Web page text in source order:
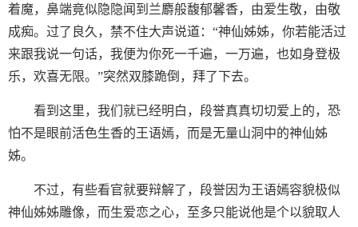
着魔，鼻端竟似隐隐闻到兰麝般馥郁馨香，由爱生敬，由敬
成痴。过了良久，禁不住大声说道：“神仙姊姊，你若能活过
来跟我说一句话，我便为你死一千遍，一万遍，也如身登极
乐，欢喜无限。”突然双膝跪倒，拜了下去。
看到这里，我们就已经明白，段誉真真切切爱上的，恐
怕不是眼前活色生香的王语嫣，而是无量山洞中的神仙姊
姊。
不过，有些看官就要辩解了，段誉因为王语嫣容貌极似
神仙姊姊雕像，而生爱恋之心，至多只能说他是个以貌取人